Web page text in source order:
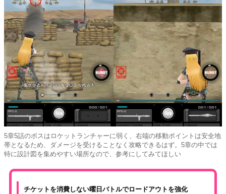
5章5話のボスはロケットランチャーに弱く、右端の移動ポイントは安全地
帯となるため、ダメージを受けることなく攻略できるはず。5章の中では
特に設計図を集めやすい場所なので、参考にしてみてほしい
チケットを消費しない曜日バトルでロードアウトを強化